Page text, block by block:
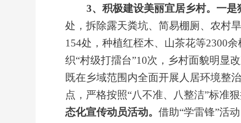
3、积极建设美丽宜居乡村。一是
处，拆除露天粪坑、简易棚厕、农村
154处，种植红桎木、山茶花等2300
织“村级打擂台”10次，乡村面貌明显改
既在乡域范围内全面开展人居环境整
点，严格按照“八不准、八整洁”标准
态化宣传动员活动。 借助“学雷锋”活